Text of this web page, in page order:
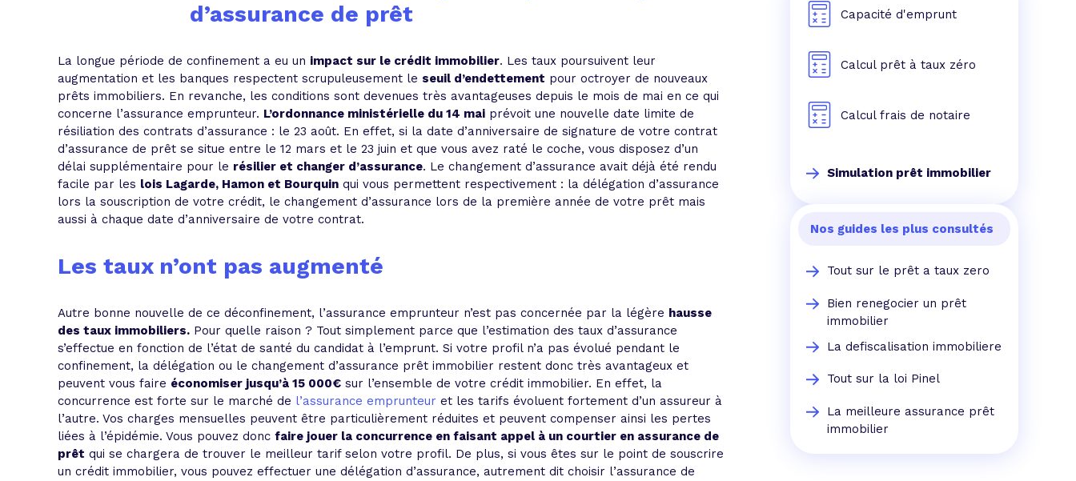
d’assurance de prêt
La longue période de confinement a eu un impact sur le crédit immobilier. Les taux poursuivent leur
augmentation et les banques respectent scrupuleusement le seuil d’endettement pour octroyer de nouveaux
prêts immobiliers. En revanche, les conditions sont devenues très avantageuses depuis le mois de mai en ce qui
concerne l’assurance emprunteur. L’ordonnance ministérielle du 14 mai prévoit une nouvelle date limite de
résiliation des contrats d’assurance : le 23 août. En effet, si la date d’anniversaire de signature de votre contrat
d’assurance de prêt se situe entre le 12 mars et le 23 juin et que vous avez raté le coche, vous disposez d’un
délai supplémentaire pour le résilier et changer d’assurance. Le changement d’assurance avait déjà été rendu
facile par les lois Lagarde, Hamon et Bourquin qui vous permettent respectivement : la délégation d’assurance
lors la souscription de votre crédit, le changement d’assurance lors de la première année de votre prêt mais
aussi à chaque date d’anniversaire de votre contrat.
Les taux n’ont pas augmenté
Autre bonne nouvelle de ce déconfinement, l’assurance emprunteur n’est pas concernée par la légère hausse
des taux immobiliers. Pour quelle raison ? Tout simplement parce que l’estimation des taux d’assurance
s’effectue en fonction de l’état de santé du candidat à l’emprunt. Si votre profil n’a pas évolué pendant le
confinement, la délégation ou le changement d’assurance prêt immobilier restent donc très avantageux et
peuvent vous faire économiser jusqu’à 15 000€ sur l’ensemble de votre crédit immobilier. En effet, la
concurrence est forte sur le marché de l’assurance emprunteur et les tarifs évoluent fortement d’un assureur à
l’autre. Vos charges mensuelles peuvent être particulièrement réduites et peuvent compenser ainsi les pertes
liées à l’épidémie. Vous pouvez donc faire jouer la concurrence en faisant appel à un courtier en assurance de
prêt qui se chargera de trouver le meilleur tarif selon votre profil. De plus, si vous êtes sur le point de souscrire
un crédit immobilier, vous pouvez effectuer une délégation d’assurance, autrement dit choisir l’assurance de
Capacité d'emprunt
Calcul prêt à taux zéro
Calcul frais de notaire
Simulation prêt immobilier
Nos guides les plus consultés
Tout sur le prêt a taux zero
Bien renegocier un prêt
immobilier
La defiscalisation immobiliere
Tout sur la loi Pinel
La meilleure assurance prêt
immobilier